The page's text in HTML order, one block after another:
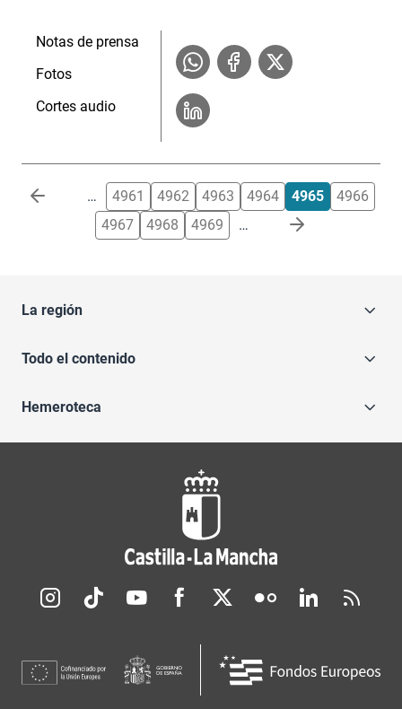
Notas de prensa
Fotos
Cortes audio
Paginación … 4961 4962 4963 4964 4965
4966
4967
4968 4969 …
La región
Todo el contenido
Hemeroteca
Redes sociales JCCM